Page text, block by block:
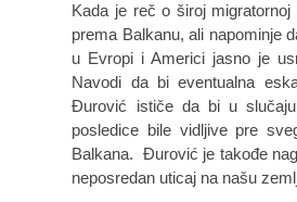
Kada je reč o široj
prema Balkanu, ali napominje
u Evropi i Americi jasno je
Navodi da bi eventualna
Đurović ističe da bi u slučaju
posledice bile vidljive pre
Balkana. Đurović je takođe
neposredan uticaj na našu